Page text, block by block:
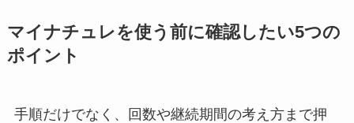
マイナチュレを使う前に確認したい5つの
ポイント
手順だけでなく、回数や継続期間の考え方まで押